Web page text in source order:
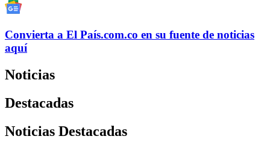
Convierta a El País.com.co en su fuente de noticias
aquí
Noticias
Destacadas
Noticias Destacadas